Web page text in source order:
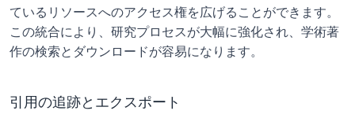
ているリソースへのアクセス権を広げることができます。
この統合により、研究プロセスが大幅に強化され、学術著
作の検索とダウンロードが容易になります。
引用の追跡とエクスポート